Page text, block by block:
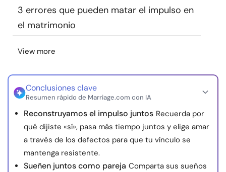
Idioma
Sobre nosotros
© Copyright 2026. Todos los derechos reservados.
3 errores que pueden matar el impulso en
el matrimonio
View more
Conclusiones clave
Resumen rápido de Marriage.com con IA
Reconstruyamos el impulso juntos Recuerda por
qué dijiste «sí», pasa más tiempo juntos y elige amar
a través de los defectos para que tu vínculo se
mantenga resistente.
Sueñen juntos como pareja Comparta sus sueños